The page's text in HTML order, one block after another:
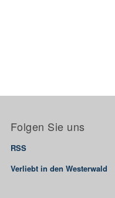
Folgen Sie uns
RSS
Verliebt in den Westerwald